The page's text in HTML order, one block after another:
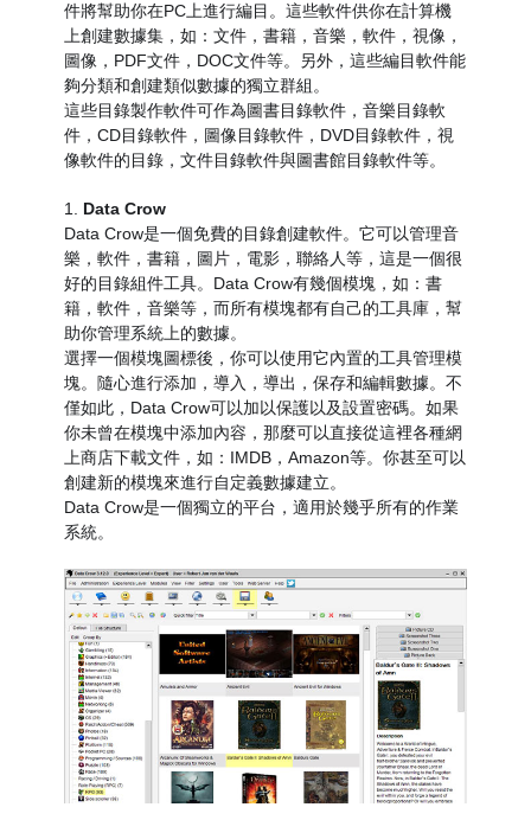
件將幫助你在PC上進行編目。這些軟件供你在計算機
上創建數據集，如：文件，書籍，音樂，軟件，視像，
圖像，PDF文件，DOC文件等。另外，這些編目軟件能
夠分類和創建類似數據的獨立群組。
這些目錄製作軟件可作為圖書目錄軟件，音樂目錄軟
件，CD目錄軟件，圖像目錄軟件，DVD目錄軟件，視
像軟件的目錄，文件目錄軟件與圖書館目錄軟件等。
1. Data Crow
Data Crow是一個免費的目錄創建軟件。它可以管理音
樂，軟件，書籍，圖片，電影，聯絡人等，這是一個很
好的目錄組件工具。Data Crow有幾個模塊，如：書
籍，軟件，音樂等，而所有模塊都有自己的工具庫，幫
助你管理系統上的數據。
選擇一個模塊圖標後，你可以使用它內置的工具管理模
塊。隨心進行添加，導入，導出，保存和編輯數據。不
僅如此，Data Crow可以加以保護以及設置密碼。如果
你未曾在模塊中添加內容，那麼可以直接從這裡各種網
上商店下載文件，如：IMDB，Amazon等。你甚至可以
創建新的模塊來進行自定義數據建立。
Data Crow是一個獨立的平台，適用於幾乎所有的作業
系統。